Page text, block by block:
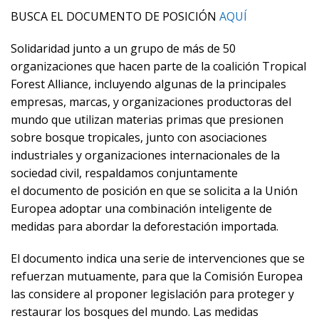
BUSCA EL DOCUMENTO DE POSICIÓN AQUÍ
Solidaridad junto a un grupo de más de 50
organizaciones que hacen parte de la coalición Tropical
Forest Alliance, incluyendo algunas de la principales
empresas, marcas, y organizaciones productoras del
mundo que utilizan materias primas que presionen
sobre bosque tropicales, junto con asociaciones
industriales y organizaciones internacionales de la
sociedad civil, respaldamos conjuntamente
el documento de posición en que se solicita a la Unión
Europea adoptar una combinación inteligente de
medidas para abordar la deforestación importada.
El documento indica una serie de intervenciones que se
refuerzan mutuamente, para que la Comisión Europea
las considere al proponer legislación para proteger y
restaurar los bosques del mundo. Las medidas